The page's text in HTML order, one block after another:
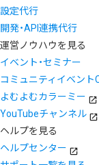
設定代行
開発・API連携代行
運営ノウハウを見る
イベント・セミナー
コミュニティイベント
よむよむカラーミー
YouTubeチャンネル
ヘルプを見る
ヘルプセンター